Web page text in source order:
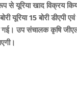
से यूरिया खाद विक्रय
यूरिया 15 बोरी डीएपी
गई। उप संचालक कृषि